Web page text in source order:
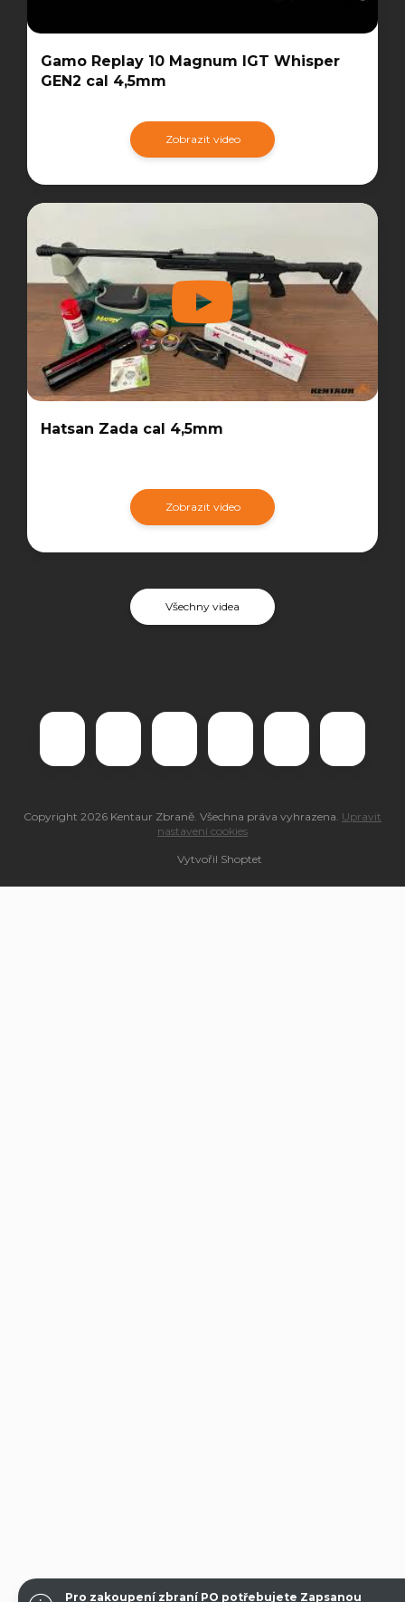
Pro zakoupení zbraní PO potřebujete Zapsanou
Gamo Replay 10 Magnum IGT Whisper
GEN2 cal 4,5mm
Zobrazit video
Hatsan Zada cal 4,5mm
Zobrazit video
Všechny videa
Vytvořil Shoptet
Copyright 2026 Kentaur Zbraně . Všechna práva vyhrazena. Upravit
nastavení cookies